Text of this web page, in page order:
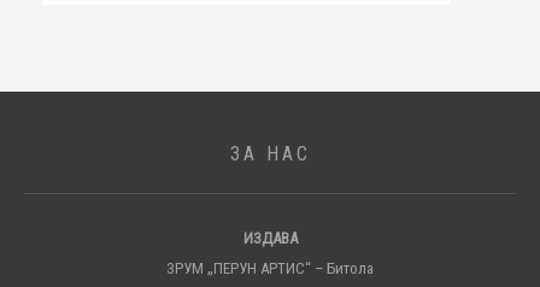
ЗА НАС
ИЗДАВА
ЗРУМ „ПЕРУН АРТИС“ – Битола